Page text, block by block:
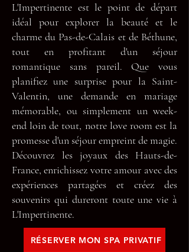
L'Impertinente est le point de départ
idéal pour explorer la beauté et le
charme du Pas-de-Calais et de Béthune,
tout en profitant d'un séjour
romantique sans pareil. Que vous
planifiez une surprise pour la Saint-
Valentin, une demande en mariage
mémorable, ou simplement un week-
end loin de tout, notre love room est la
promesse d'un séjour empreint de magie.
Découvrez les joyaux des Hauts-de-
France, enrichissez votre amour avec des
expériences partagées et créez des
souvenirs qui dureront toute une vie à
L'Impertinente.
RÉSERVER MON SPA PRIVATIF